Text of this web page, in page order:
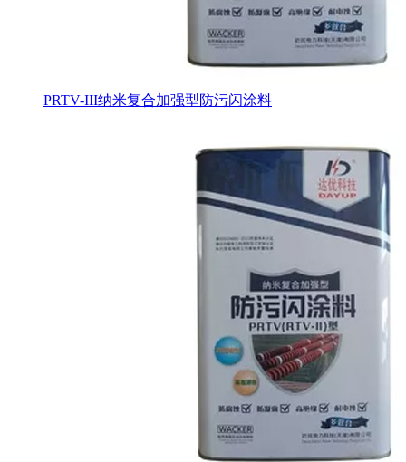
PRTV-III纳米复合加强型防污闪涂料